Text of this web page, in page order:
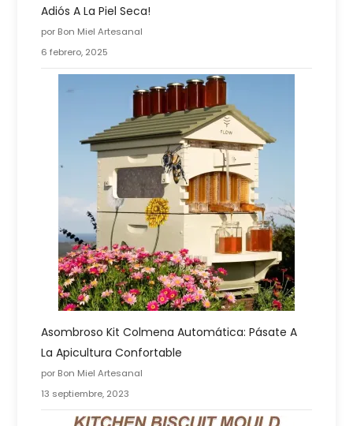
Adiós A La Piel Seca!
por Bon Miel Artesanal
6 febrero, 2025
Asombroso Kit Colmena Automática: Pásate A
La Apicultura Confortable
por Bon Miel Artesanal
13 septiembre, 2023